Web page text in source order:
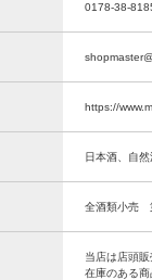
0178-38-
https://
日本酒、自
全酒類小売
当店は店頭
在庫のある